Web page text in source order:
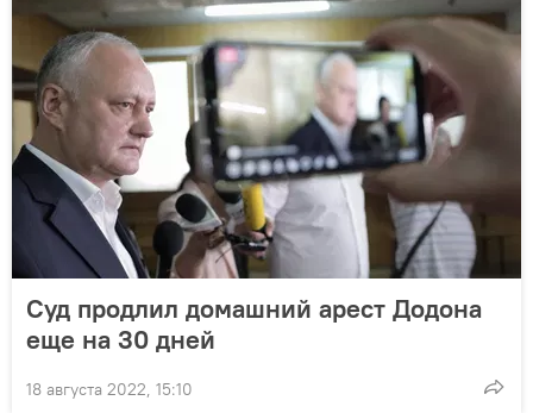
Суд продлил домашний арест Додона
еще на 30 дней
18 августа 2022, 15:10